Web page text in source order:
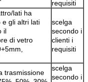
requisiti
lati ha
e gli altri lati
il
di vetro
scelga
secondo i
clienti i
requisiti
trasmissione
scelga
secondo i